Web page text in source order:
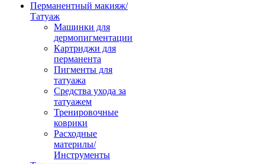
Перманентный макияж/
Татуаж
Машинки для
дермопигментации
Картриджи для
перманента
Пигменты для
татуажа
Средства ухода за
татуажем
Тренировочные
коврики
Расходные
материлы/
Инструменты